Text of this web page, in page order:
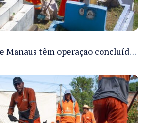
Cemitérios de Manaus têm operação concluída e estrutura pronta para receber famílias no Dia dos Pais